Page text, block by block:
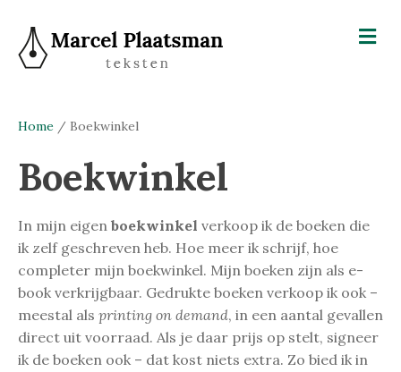
M
e
Home / Boekwinkel
Boekwinkel
In mijn eigen boekwinkel verkoop ik de boeken die
ik zelf geschreven heb. Hoe meer ik schrijf, hoe
completer mijn boekwinkel. Mijn boeken zijn als e-
book verkrijgbaar. Gedrukte boeken verkoop ik ook –
meestal als printing on demand, in een aantal gevallen
direct uit voorraad. Als je daar prijs op stelt, signeer
ik de boeken ook – dat kost niets extra. Zo bied ik in